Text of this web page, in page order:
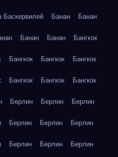
Банан Банан
Банан Банан Бангкок
Бангкок Бангкок Бангкок
Бангкок Бангкок Бангкок
Берлин Берлин Берлин
Берлин Берлин Берлин
Берлин Берлин Берлин